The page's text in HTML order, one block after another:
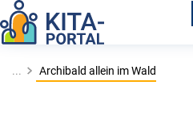
... Archibald allein im Wald